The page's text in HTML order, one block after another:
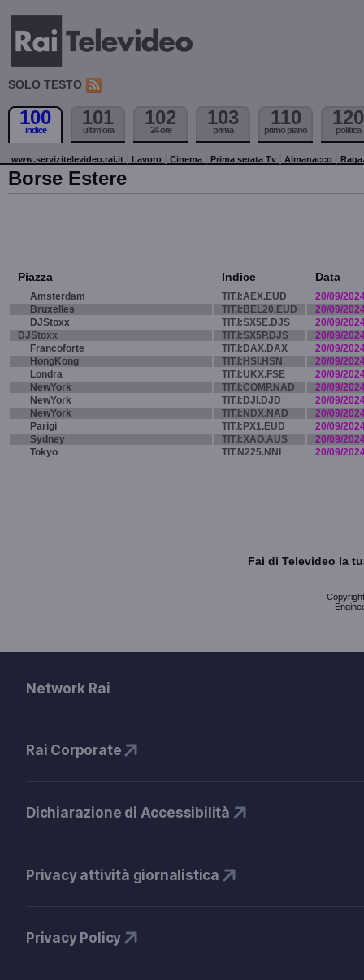
SOLO TESTO
100
indice
101
ultim'ora
102
24 ore
103
prima
110
primo piano
120
politica
www.servizitelevideo.rai.it Lavoro Cinema Prima serata Tv Almanacco
Borse Estere
Piazza Indice Data
Amsterdam TIT.I:AEX.EUD
20/09/
Bruxelles
TIT.I:BEL20.EUD
20/09/
DJStoxx
TIT.I:SX5E.DJS
20/09/
DJStoxx
TIT.I:SX5P.DJS
20/09/
Francoforte
TIT.I:DAX.DAX
20/09/
HongKong
TIT.I:HSI.HSN
20/09/
Londra
TIT.I:UKX.FSE
20/09/
NewYork
TIT.I:COMP.NAD
20/09/
NewYork
TIT.I:DJI.DJD
20/09/
NewYork
TIT.I:NDX.NAD
20/09/
Parigi
TIT.I:PX1.EUD
20/09/
Sydney
TIT.I:XAO.AUS
20/09/
Tokyo
TIT.N225.NNI 20/09/
Fai di Televideo la